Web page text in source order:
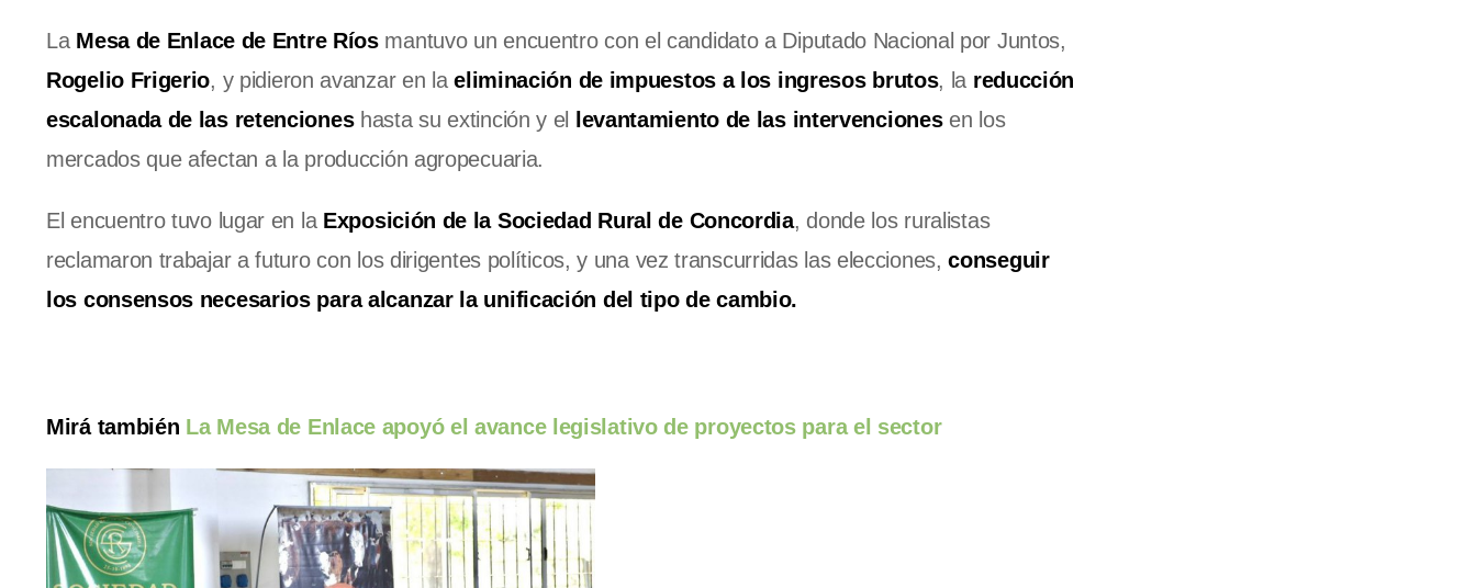
La Mesa de Enlace de Entre Ríosmantuvo un encuentro con el candidato a Diputado Nacional por Juntos,
Rogelio Frigerio, y pidieron avanzar en laeliminación de impuestos a los ingresos brutos, la reducción
escalonada de las retencioneshasta su extinción y el levantamiento de las intervencionesen los
mercados que afectan a la producción agropecuaria.
El encuentro tuvo lugar en la Exposición de la Sociedad Rural de Concordia, donde los ruralistas
reclamaron trabajar a futuro con los dirigentes políticos, y una vez transcurridas las elecciones,conseguir
los consensos necesarios para alcanzar la unificación del tipo de cambio.
Mirá también La Mesa de Enlace apoyó el avance legislativo de proyectos para el sector